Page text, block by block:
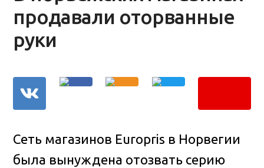
продавали оторванные
руки
Сеть магазинов Europris в Норвегии
была вынуждена отозвать серию